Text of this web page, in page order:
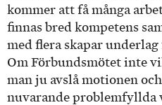
kommer att få många
finnas bred kompetens
med flera skapar underlag
Om Förbundsmötet inte
man ju avslå motionen
nuvarande problemfyllda